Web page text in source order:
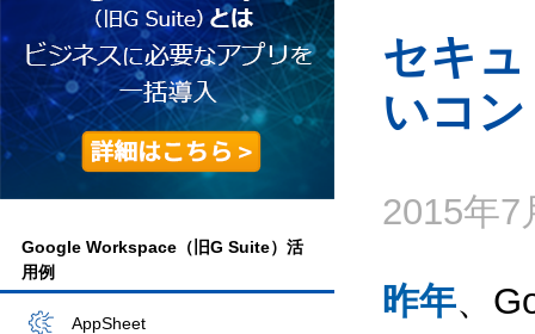
Google Workspace（旧G Suite）活
用例
AppSheet
セキ
いコ
2015年7
昨年、